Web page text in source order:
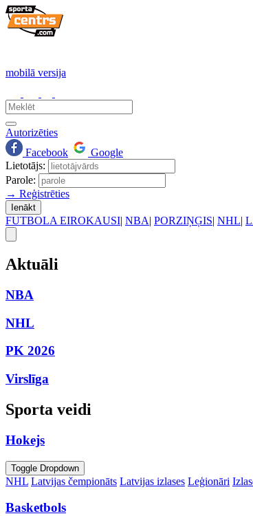
mobilā versija
Autorizēties
Facebook
Google
Lietotājs:
Parole:
→ Reģistrēties
Ienākt
FUTBOLA EIROKAUSI| NBA| PORZIŅĢIS| NHL|
Aktuāli
NBA
NHL
PK 2026
Virslīga
Sporta veidi
Hokejs
Toggle Dropdown
NHL Latvijas čempionāts Latvijas izlases Leģionāri
Basketbols